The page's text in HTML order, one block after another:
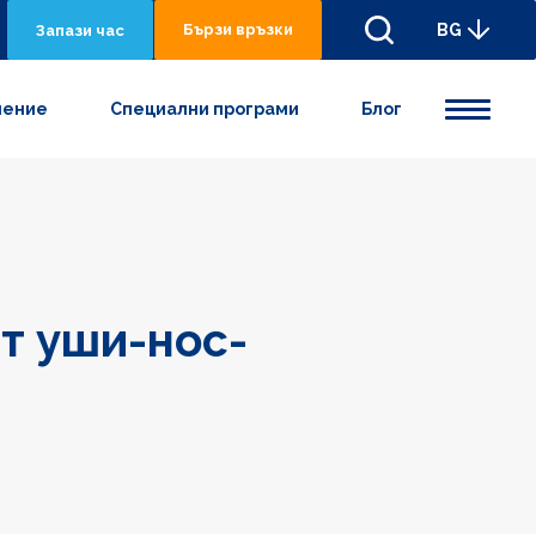
Запази час Бързи връзки BG
Специални програми Блог
уши-нос-